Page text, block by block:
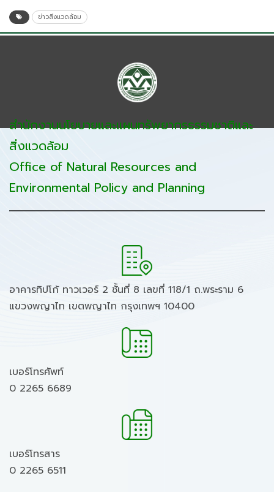
ข่าวสิ่งแวดล้อม
สำนักงานนโยบายและแผนทรัพยากรธรรมชาติและ
สิ่งแวดล้อม
Office of Natural Resources and
Environmental Policy and Planning
อาคารทิปโก้ ทาวเวอร์ 2 ชั้นที่ 8 เลขที่ 118/1 ถ.พระราม 6
แขวงพญาไท เขตพญาไท กรุงเทพฯ 10400
เบอร์โทรศัพท์
0 2265 6689
เบอร์โทรสาร
0 2265 6511